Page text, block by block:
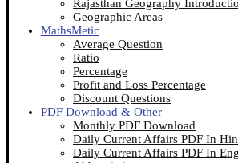
Rajasthan Geography
Geographic Areas
MathsMetic
Average Question
Ratio
Percentage
Profit and Loss Percentage
Discount Questions
PDF Download & Other
Monthly PDF Download
Daily Current Affairs PDF In
Daily Current Affairs PDF In